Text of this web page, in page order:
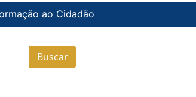
ao Cidadão
Buscar